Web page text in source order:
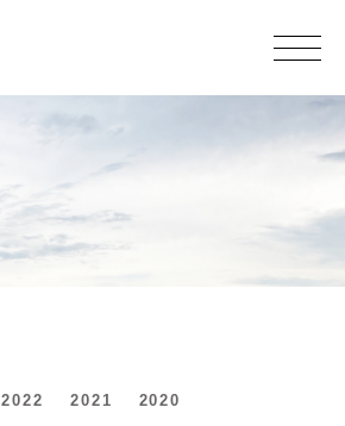
2022 2021 2020